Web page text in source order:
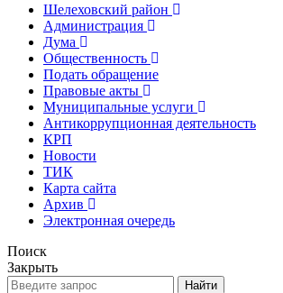
Шелеховский район
Администрация
Дума
Общественность
Подать обращение
Правовые акты
Муниципальные услуги
Антикоррупционная деятельность
КРП
Новости
ТИК
Карта сайта
Архив
Электронная очередь
Поиск
Закрыть
Найти